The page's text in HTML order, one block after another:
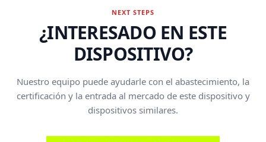
NEXT STEPS
¿INTERESADO EN ESTE
DISPOSITIVO?
Nuestro equipo puede ayudarle con el abastecimiento, la
certificación y la entrada al mercado de este dispositivo y
dispositivos similares.